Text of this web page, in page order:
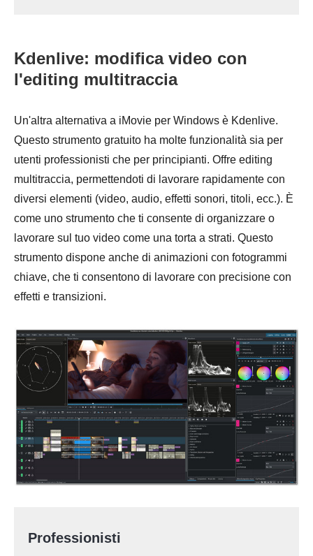
Kdenlive: modifica video con
l'editing multitraccia
Un'altra alternativa a iMovie per Windows è Kdenlive.
Questo strumento gratuito ha molte funzionalità sia per
utenti professionisti che per principianti. Offre editing
multitraccia, permettendoti di lavorare rapidamente con
diversi elementi (video, audio, effetti sonori, titoli, ecc.). È
come uno strumento che ti consente di organizzare o
lavorare sul tuo video come una torta a strati. Questo
strumento dispone anche di animazioni con fotogrammi
chiave, che ti consentono di lavorare con precisione con
effetti e transizioni.
Professionisti